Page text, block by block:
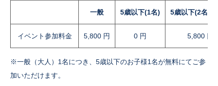
一般 5歳以下(1名) 5歳以下(2名～
イベント参加料金 5,800 円 0 円 5,800 円
※一般（大人）1名につき、5歳以下のお子様1名が無料にてご参
加いただけます。